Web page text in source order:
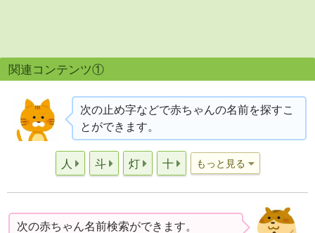
関連コンテンツ①
次の止め字などで赤ちゃんの名前を探すこ
とができます。
人 斗 灯 十 もっと見る
次の赤ちゃん名前検索ができます。